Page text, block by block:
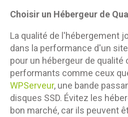
Choisir un Hébergeur de
La qualité de l'hébergement
dans la performance d'un
pour un hébergeur de
performants comme ceux
WPServeur, une bande
disques SSD. Évitez les
bon marché, car ils peuvent